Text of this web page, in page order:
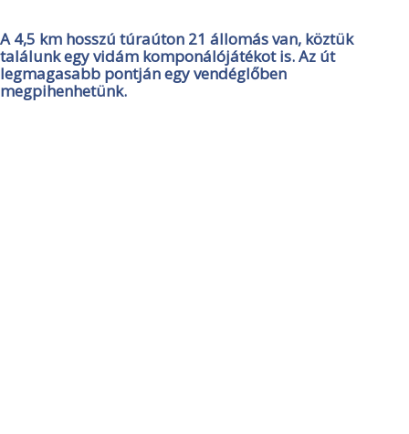
A 4,5 km hosszú túraúton 21 állomás van, köztük
találunk egy vidám komponálójátékot is. Az út
legmagasabb pontján egy vendéglőben
megpihenhetünk.